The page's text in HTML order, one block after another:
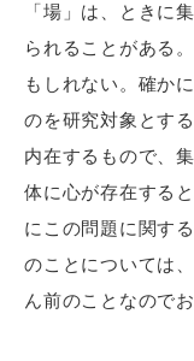
「場」は、ときに
られることがある
もしれない。確か
のを研究対象とす
内在するもので、
体に心が存在する
にこの問題に関す
のことについては
ん前のことなので